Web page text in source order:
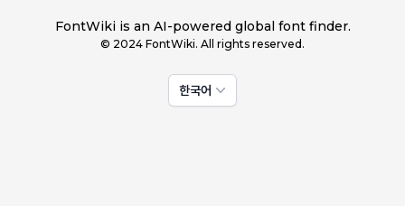
FontWiki is an AI-powered global font finder.
© 2024 FontWiki. All rights reserved.
한국어